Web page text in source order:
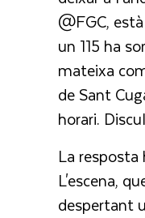
@FGC,
un 115 ha
mateixa
de Sant
horari.
La
L'escena,
despertant